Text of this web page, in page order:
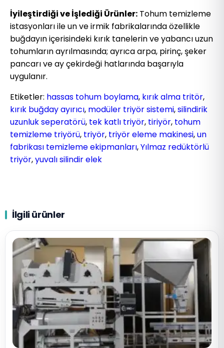
İyileştirdiği ve İşlediği Ürünler: Tohum temizleme
istasyonları ile un ve irmik fabrikalarında özellikle
buğdayın içerisindeki kırık tanelerin ve yabancı uzun
tohumların ayrılmasında; ayrıca arpa, pirinç, şeker
pancarı ve ay çekirdeği hatlarında başarıyla
uygulanır.
Etiketler: hassas tohum boylama, kırık alma tritör,
kırık buğday ayırıcı, modüler triyör sistemi,silindirik
uzunluk seperatörü, tek katlı triyör, tiriyör, tohum
temizleme triyörü, triyör, triyör eleme makinesi,un
fabrikası temizleme ekipmanları,Yılmaz redüktörlü
triyör,yuvalı silindir elek
İlgili ürünler